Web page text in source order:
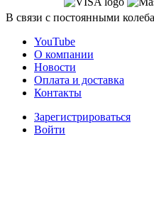
В связи с постоянными
YouTube
О компании
Новости
Оплата и доставка
Контакты
Зарегистрироваться
Войти